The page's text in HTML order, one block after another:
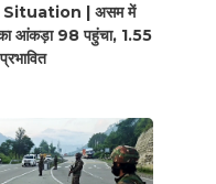
| असम में
का आंकड़ा 98 पहुंचा, 1.55